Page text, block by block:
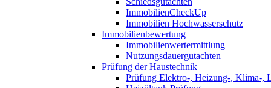
ImmobilienCheckUp
Immobilien Hochwasserschutz
Immobilienbewertung
Immobilienwertermittlung
Nutzungsdauergutachten
Prüfung der Haustechnik
Prüfung Elektro-, Heizung-, Klima-,